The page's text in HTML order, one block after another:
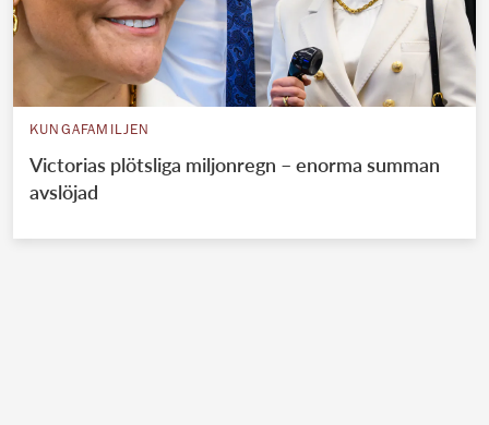
KUNGAFAMILJEN
Victorias plötsliga miljonregn – enorma summan
avslöjad